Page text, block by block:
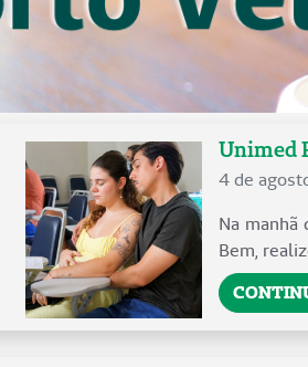
Unimed
4 de
Na
Bem,